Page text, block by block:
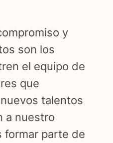
y
son los
el equipo de
que
talentos
a nuestro
formar parte de